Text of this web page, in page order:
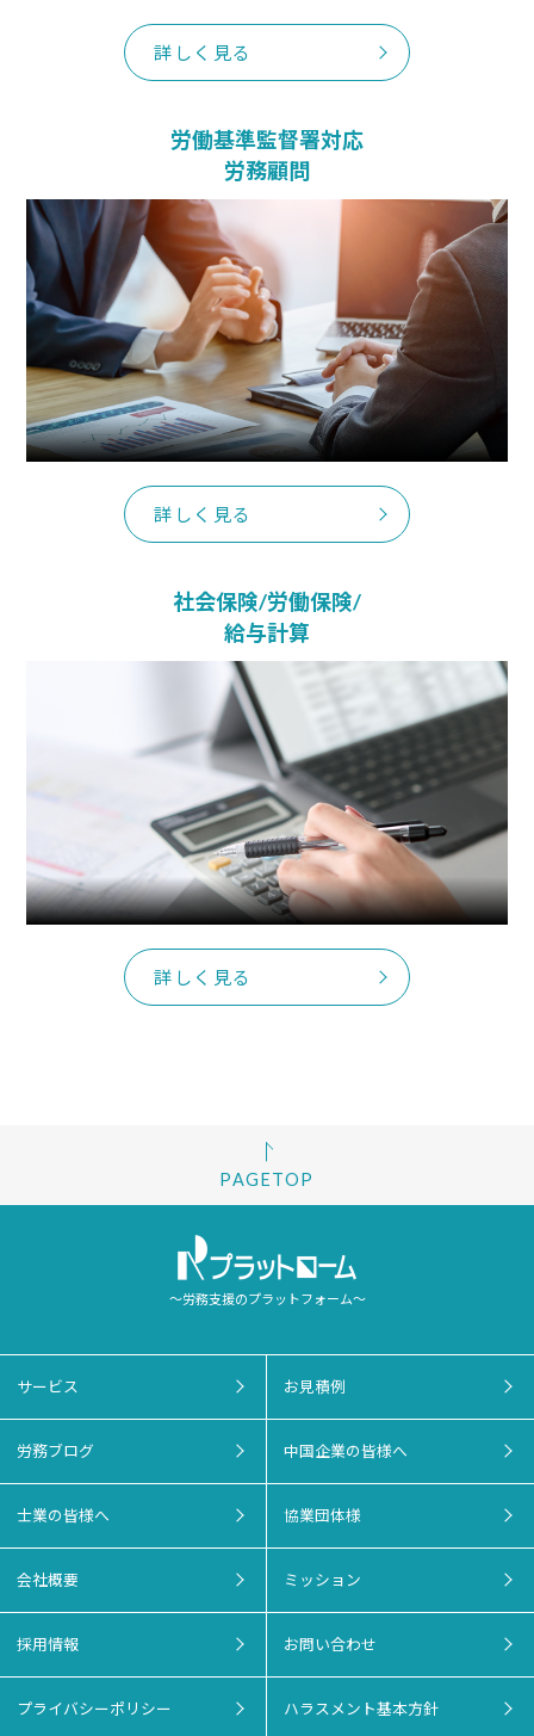
詳しく見る
労働基準監督署対応
労務顧問
詳しく見る
社会保険/労働保険/
給与計算
詳しく見る
PAGETOP
～労務支援のプラットフォーム～
サービス お見積例
労務ブログ 中国企業の皆様へ
士業の皆様へ 協業団体様
会社概要 ミッション
採用情報 お問い合わせ
プライバシーポリシー ハラスメント基本方針